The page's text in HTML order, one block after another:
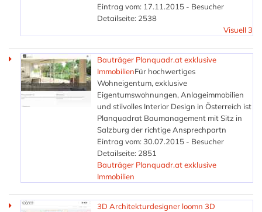
Eintrag vom: 17.11.2015 - Besucher
Detailseite: 2538
Visuell 3
Bauträger Planquadr.at exklusive
ImmobilienFür hochwertiges
Wohneigentum, exklusive
Eigentumswohnungen, Anlageimmobilien
und stilvolles Interior Design in Österreich ist
Planquadrat Baumanagement mit Sitz in
Salzburg der richtige Ansprechpartn
Eintrag vom: 30.07.2015 - Besucher
Detailseite: 2851
Bauträger Planquadr.at exklusive
Immobilien
3D Architekturdesigner loomn 3D